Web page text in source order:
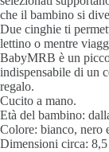
che il bambino si
Due cinghie ti
lettino o mentre
BabyMRB è un
indispensabile di un
regalo.
Cucito a mano.
Età del bambino:
Colore: bianco, nero
Dimensioni circa: